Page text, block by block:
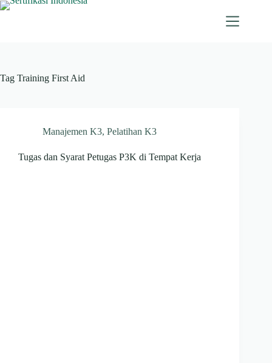
Skip
Tag Training First Aid
Manajemen K3, Pelatihan K3
Tugas dan Syarat Petugas P3K di Tempat Kerja